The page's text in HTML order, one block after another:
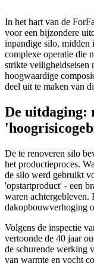
In het hart van de
voor een bijzondere
inpandige silo, midden
complexe operatie die
strikte veiligheidseisen
hoogwaardige
deel uit te maken van
De uitdaging:
De te renoveren silo
het productieproces.
de silo werd gebruikt
'opstartproduct' - een
waren achtergebleven.
dakopbouwverhoging
Volgens de inspectie
vertoonde de 40 jaar
de schurende werking
van warmte en vocht